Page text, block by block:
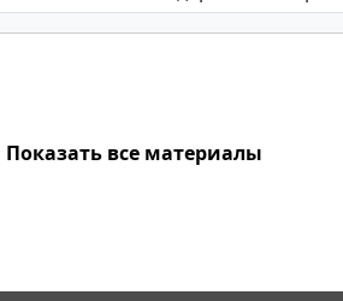
Показать все материалы